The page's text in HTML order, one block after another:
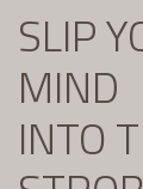
SLIP
MIND
INTO